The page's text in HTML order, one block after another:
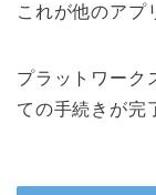
これが他のアプ
プラットワーク
ての手続きが完